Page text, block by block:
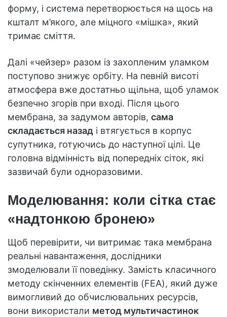
форму, і система перетворюється на щось на
кшталт м’якого, але міцного «мішка», який
тримає сміття.
Далі «чейзер» разом із захопленим уламком
поступово знижує орбіту. На певній висоті
атмосфера вже достатньо щільна, щоб уламок
безпечно згорів при вході. Після цього
мембрана, за задумом авторів, сама
складається назад і втягується в корпус
супутника, готуючись до наступної цілі. Це
головна відмінність від попередніх сіток, які
зазвичай були одноразовими.
Моделювання: коли сітка стає
«надтонкою бронею»
Щоб перевірити, чи витримає така мембрана
реальні навантаження, дослідники
змоделювали її поведінку. Замість класичного
методу скінченних елементів (FEA), який дуже
вимогливий до обчислювальних ресурсів,
вони використали метод мультичастинок